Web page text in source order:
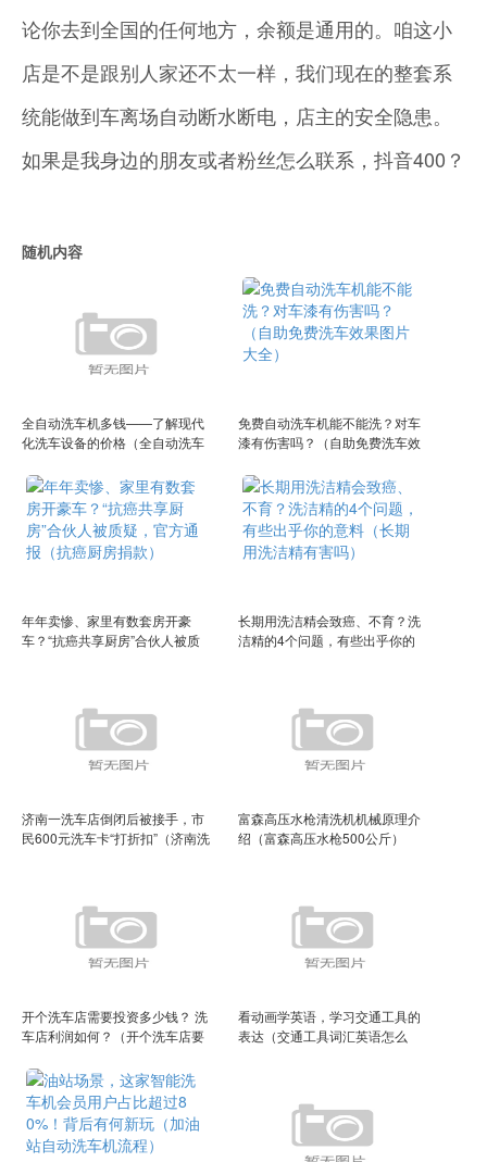
论你去到全国的任何地方，余额是通用的。咱这小
店是不是跟别人家还不太一样，我们现在的整套系
统能做到车离场自动断水断电，店主的安全隐患。
如果是我身边的朋友或者粉丝怎么联系，抖音400？
随机内容
全自动洗车机多钱——了解现代
化洗车设备的价格（全自动洗车
免费自动洗车机能不能洗？对车
漆有伤害吗？（自助免费洗车效
年年卖惨、家里有数套房开豪
车？“抗癌共享厨房”合伙人被质
长期用洗洁精会致癌、不育？洗
洁精的4个问题，有些出乎你的
济南一洗车店倒闭后被接手，市
民600元洗车卡“打折扣”（济南洗
富森高压水枪清洗机机械原理介
绍（富森高压水枪500公斤）
开个洗车店需要投资多少钱？ 洗
车店利润如何？（开个洗车店要
看动画学英语，学习交通工具的
表达（交通工具词汇英语怎么